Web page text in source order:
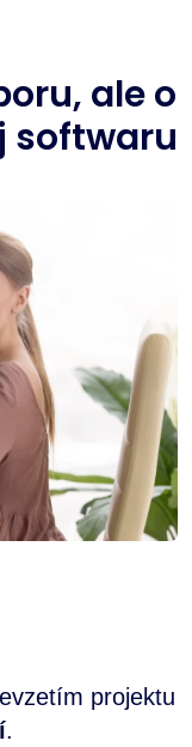
ale o
softwaru
projektu
.